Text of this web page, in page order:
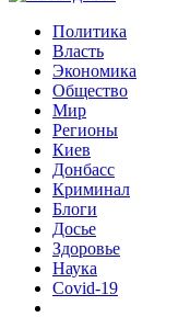
Политика
Власть
Экономика
Общество
Мир
Регионы
Киев
Донбасс
Криминал
Блоги
Досье
Здоровье
Наука
Covid-19